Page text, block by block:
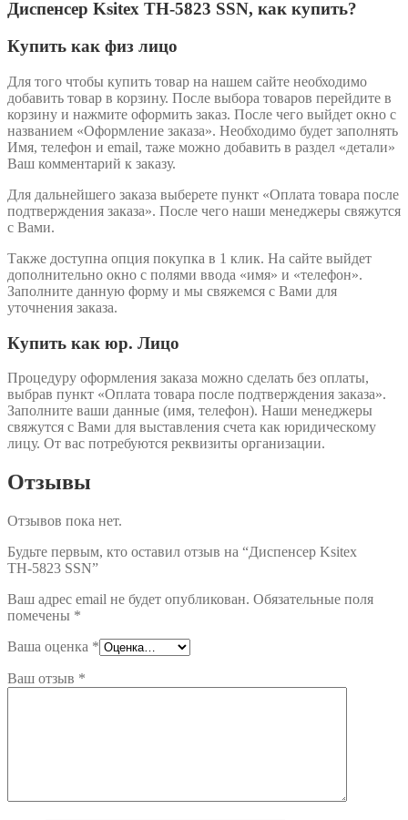
Диспенсер Ksitex TН-5823 SSN, как купить?
Купить как физ лицо
Для того чтобы купить товар на нашем сайте необходимо
добавить товар в корзину. После выбора товаров перейдите в
корзину и нажмите оформить заказ. После чего выйдет окно с
названием «Оформление заказа». Необходимо будет заполнять
Имя, телефон и email, таже можно добавить в раздел «детали»
Ваш комментарий к заказу.
Для дальнейшего заказа выберете пункт «Оплата товара после
подтверждения заказа». После чего наши менеджеры свяжутся
с Вами.
Также доступна опция покупка в 1 клик. На сайте выйдет
дополнительно окно с полями ввода «имя» и «телефон».
Заполните данную форму и мы свяжемся с Вами для
уточнения заказа.
Купить как юр. Лицо
Процедуру оформления заказа можно сделать без оплаты,
выбрав пункт «Оплата товара после подтверждения заказа».
Заполните ваши данные (имя, телефон). Наши менеджеры
свяжутся с Вами для выставления счета как юридическому
лицу. От вас потребуются реквизиты организации.
Отзывы
Отзывов пока нет.
Будьте первым, кто оставил отзыв на “Диспенсер Ksitex
TН-5823 SSN”
Ваш адрес email не будет опубликован. Обязательные поля
помечены *
Ваша оценка *
Ваш отзыв *